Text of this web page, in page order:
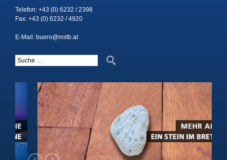
Telefon: +43 (0) 6232 / 2398
Fax: +43 (0) 6232 / 4920
E-Mail: buero@mstb.at
Suche nach: